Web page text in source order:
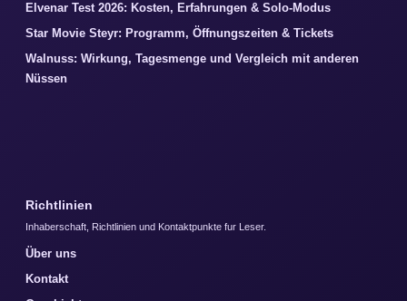
Elvenar Test 2026: Kosten, Erfahrungen & Solo-Modus
Star Movie Steyr: Programm, Öffnungszeiten & Tickets
Walnuss: Wirkung, Tagesmenge und Vergleich mit anderen
Nüssen
Richtlinien
Inhaberschaft, Richtlinien und Kontaktpunkte fur Leser.
Über uns
Kontakt